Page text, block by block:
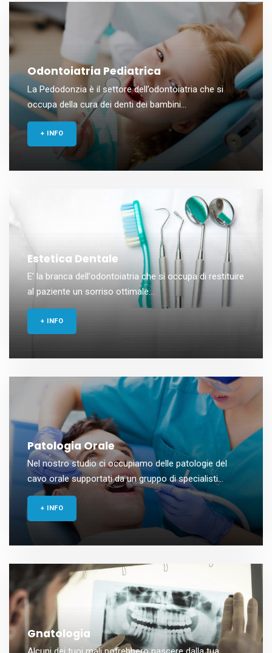
Odontoiatria Pediatrica
La Pedodonzia è il settore dell’odontoiatria che si
occupa della cura dei denti dei bambini...
+ INFO
Estetica Dentale
E' la branca dell'odontoiatria che si occupa di restituire
al paziente un sorriso ottimale...
+ INFO
Patologia Orale
Nel nostro studio ci occupiamo delle patologie del
cavo orale supportati da un gruppo di specialisti...
+ INFO
Gnatologia